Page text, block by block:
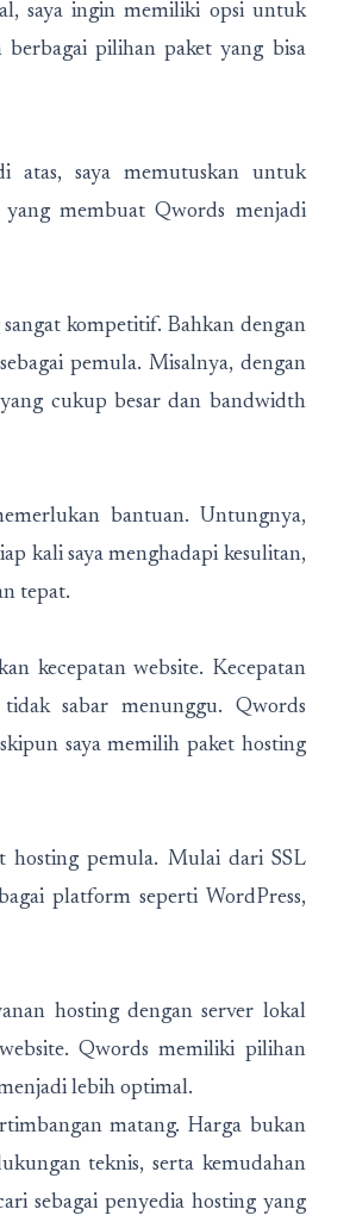
saya ingin memiliki opsi untuk
berbagai pilihan paket yang bisa
atas, saya memutuskan untuk
membuat Qwords menjadi
kompetitif. Bahkan dengan
pemula. Misalnya, dengan
cukup besar dan bandwidth
bantuan. Untungnya,
kali saya menghadapi kesulitan,
tepat.
kecepatan website. Kecepatan
sabar menunggu. Qwords
saya memilih paket hosting
hosting pemula. Mulai dari SSL
platform seperti WordPress,
hosting dengan server lokal
Qwords memiliki pilihan
lebih optimal.
matang. Harga bukan
teknis, serta kemudahan
sebagai penyedia hosting yang